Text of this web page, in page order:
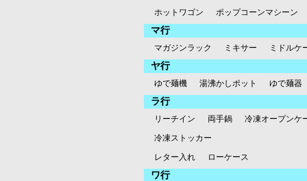
ホットワゴン
ポップコーンマシーン
マ行
マガジンラック ミキサー ミドルケ
ヤ行
ゆで麺機 湯沸かしポット ゆで麺器
ラ行
リーチイン 両手鍋
冷凍オープンケ
冷凍ストッカー
レター入れ
ローケース
ワ行